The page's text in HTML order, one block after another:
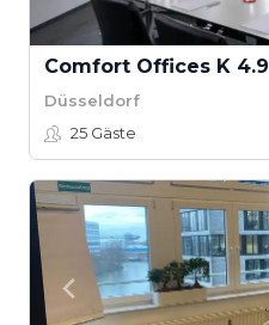
Comfort Offices K 4.9
Düsseldorf
25 Gäste